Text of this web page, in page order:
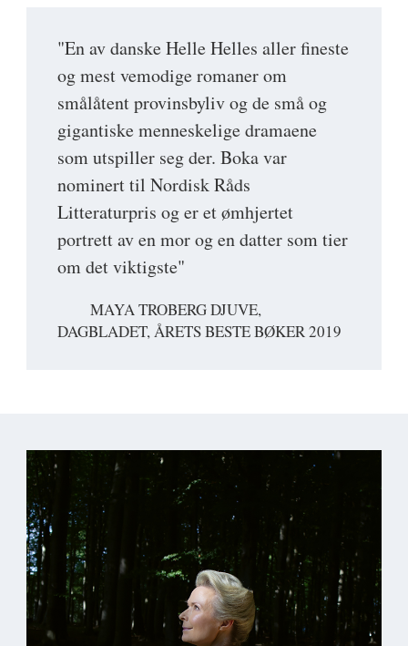
"En av danske Helle Helles aller fineste
og mest vemodige romaner om
smålåtent provinsbyliv og de små og
gigantiske menneskelige dramaene
som utspiller seg der. Boka var
nominert til Nordisk Råds
Litteraturpris og er et ømhjertet
portrett av en mor og en datter som tier
om det viktigste"
MAYA TROBERG DJUVE,
DAGBLADET, ÅRETS BESTE BØKER 2019